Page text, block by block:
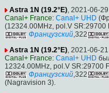
Astra 1N (19.2°E), 2021-06-29
Canal+ France: Canal+ UHD
(12324.00MHz, pol.V SR:29700
Французский,322
Astra 1N (19.2°E) , 2021-06-21
Canal+ France: Canal+ UHD
12324.00MHz, pol.V SR:29700
Французский,322
(Nagravision 3).